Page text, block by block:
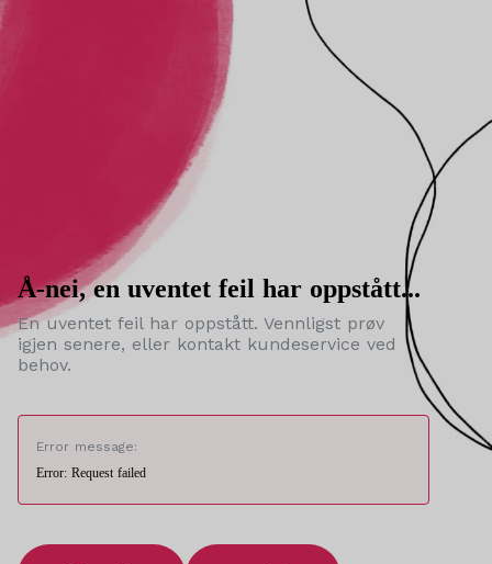
Å-nei, en uventet feil har oppstått...
En uventet feil har oppstått. Vennligst prøv
igjen senere, eller kontakt kundeservice ved
behov.
Error message:
Error: Request failed